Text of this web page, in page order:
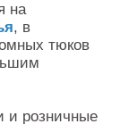
на
, в
тюков
и розничные